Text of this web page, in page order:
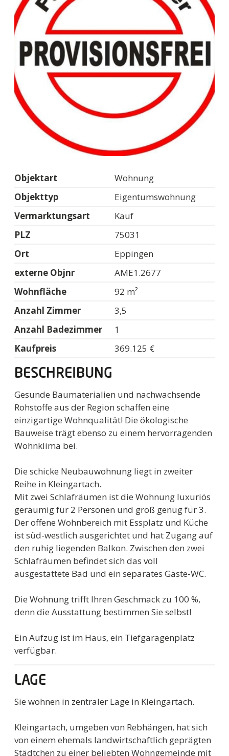
Objektart
Wohnung
Objekttyp
Eigentumswohnung
Vermarktungsart
Kauf
PLZ
75031
Ort
Eppingen
externe Objnr
AME1.2677
Wohnfläche
92 m²
Anzahl Zimmer
3,5
Anzahl Badezimmer
1
Kaufpreis
369.125 €
BESCHREIBUNG
Gesunde Baumaterialien und nachwachsende
Rohstoffe aus der Region schaffen eine
einzigartige Wohnqualität! Die ökologische
Bauweise trägt ebenso zu einem hervorragenden
Wohnklima bei.
Die schicke Neubauwohnung liegt in zweiter
Reihe in Kleingartach.
Mit zwei Schlafräumen ist die Wohnung luxuriös
geräumig für 2 Personen und groß genug für 3.
Der offene Wohnbereich mit Essplatz und Küche
ist süd-westlich ausgerichtet und hat Zugang auf
den ruhig liegenden Balkon. Zwischen den zwei
Schlafräumen befindet sich das voll
ausgestattete Bad und ein separates Gäste-WC.
Die Wohnung trifft Ihren Geschmack zu 100 %,
denn die Ausstattung bestimmen Sie selbst!
Ein Aufzug ist im Haus, ein Tiefgaragenplatz
verfügbar.
LAGE
Sie wohnen in zentraler Lage in Kleingartach.
Kleingartach, umgeben von Rebhängen, hat sich
von einem ehemals landwirtschaftlich geprägten
Städtchen zu einer beliebten Wohngemeinde mit